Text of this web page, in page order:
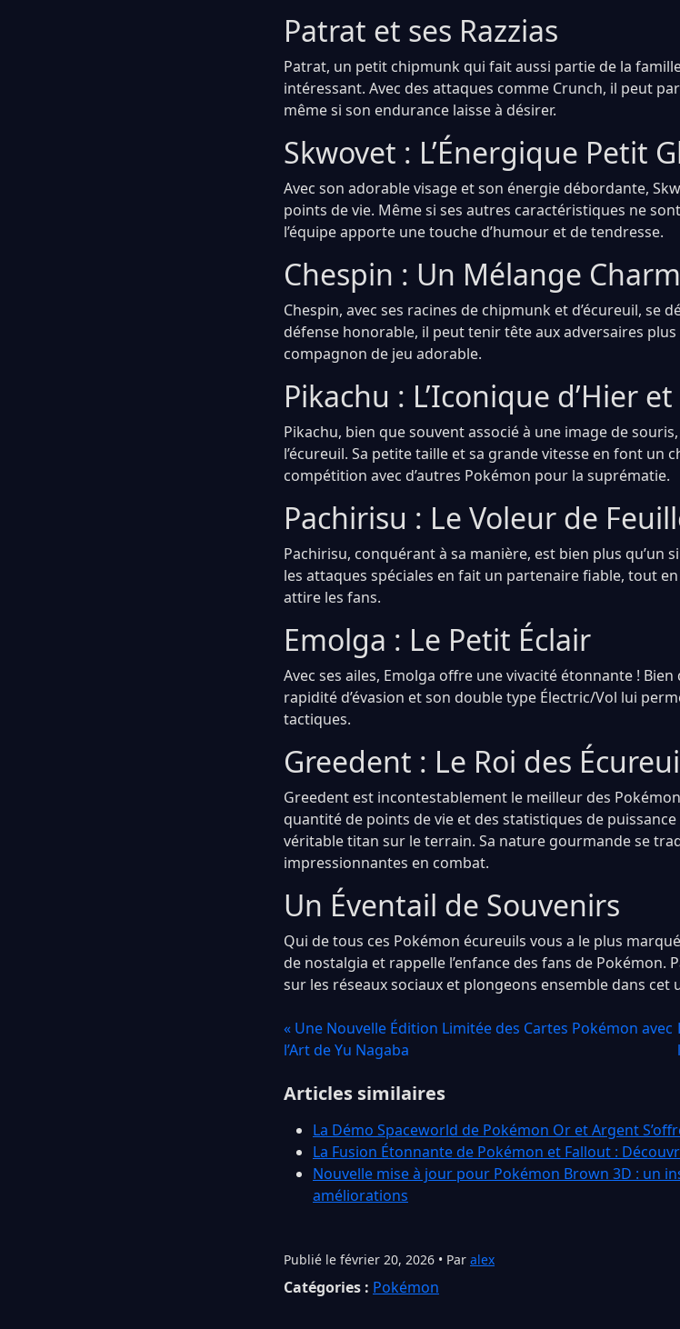
Patrat et ses Razzias
Patrat, un petit chipmunk qui fait aussi partie de la
intéressant. Avec des attaques comme Crunch, il peut
même si son endurance laisse à désirer.
Skwovet : L’Énergique Petit
Avec son adorable visage et son énergie débordante,
points de vie. Même si ses autres caractéristiques ne
l’équipe apporte une touche d’humour et de tendresse.
Chespin : Un Mélange
Chespin, avec ses racines de chipmunk et d’écureuil, se
défense honorable, il peut tenir tête aux adversaires
compagnon de jeu adorable.
Pikachu : L’Iconique d’Hier
Pikachu, bien que souvent associé à une image de
l’écureuil. Sa petite taille et sa grande vitesse en font un
compétition avec d’autres Pokémon pour la suprématie.
Pachirisu : Le Voleur de
Pachirisu, conquérant à sa manière, est bien plus qu’un
les attaques spéciales en fait un partenaire fiable, tout
attire les fans.
Emolga : Le Petit Éclair
Avec ses ailes, Emolga offre une vivacité étonnante !
rapidité d’évasion et son double type Électric/Vol lui
tactiques.
Greedent : Le Roi des
Greedent est incontestablement le meilleur des
quantité de points de vie et des statistiques de
véritable titan sur le terrain. Sa nature gourmande se
impressionnantes en combat.
Un Éventail de Souvenirs
Qui de tous ces Pokémon écureuils vous a le plus
de nostalgia et rappelle l’enfance des fans de Pokémon.
sur les réseaux sociaux et plongeons ensemble dans cet
« Une Nouvelle Édition Limitée des Cartes Pokémon avec
l’Art de Yu Nagaba
Articles similaires
La Démo Spaceworld de Pokémon Or et Argent
La Fusion Étonnante de Pokémon et Fallout :
Nouvelle mise à jour pour Pokémon Brown 3D : un
améliorations
Publié le février 20, 2026 • Par alex
Catégories : Pokémon